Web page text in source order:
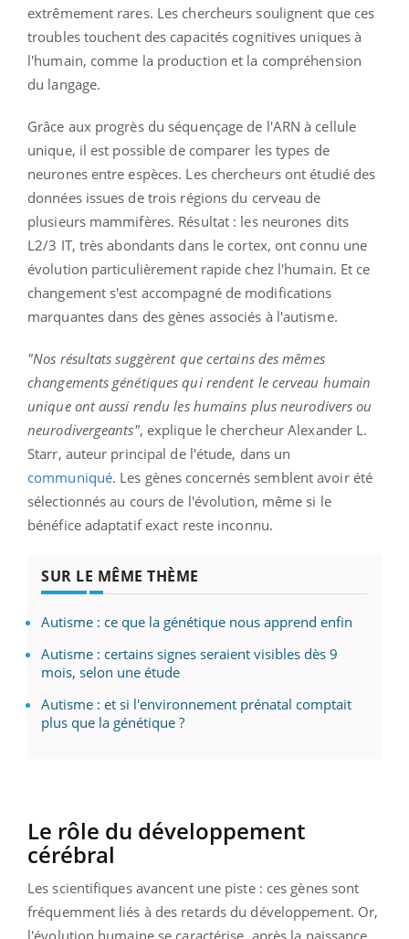
extrêmement rares. Les chercheurs soulignent que ces
troubles touchent des capacités cognitives uniques à
l'humain, comme la production et la compréhension
du langage.
Grâce aux progrès du séquençage de l'ARN à cellule
unique, il est possible de comparer les types de
neurones entre espèces. Les chercheurs ont étudié des
données issues de trois régions du cerveau de
plusieurs mammifères. Résultat : les neurones dits
L2/3 IT, très abondants dans le cortex, ont connu une
évolution particulièrement rapide chez l'humain. Et ce
changement s'est accompagné de modifications
marquantes dans des gènes associés à l'autisme.
"Nos résultats suggèrent que certains des mêmes
changements génétiques qui rendent le cerveau humain
unique ont aussi rendu les humains plus neurodivers ou
neurodivergeants", explique le chercheur Alexander L.
Starr, auteur principal de l'étude, dans un
communiqué. Les gènes concernés semblent avoir été
sélectionnés au cours de l'évolution, même si le
bénéfice adaptatif exact reste inconnu.
SUR LE MÊME THÈME
Autisme : ce que la génétique nous apprend enfin
Autisme : certains signes seraient visibles dès 9
mois, selon une étude
Autisme : et si l'environnement prénatal comptait
plus que la génétique ?
Le rôle du développement
cérébral
Les scientifiques avancent une piste : ces gènes sont
fréquemment liés à des retards du développement. Or,